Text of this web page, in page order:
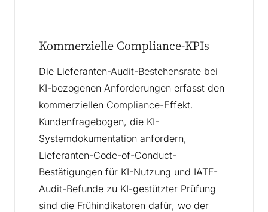
Kommerzielle Compliance-KPIs
Die Lieferanten-Audit-Bestehensrate bei
KI-bezogenen Anforderungen erfasst den
kommerziellen Compliance-Effekt.
Kundenfragebogen, die KI-
Systemdokumentation anfordern,
Lieferanten-Code-of-Conduct-
Bestätigungen für KI-Nutzung und IATF-
Audit-Befunde zu KI-gestützter Prüfung
sind die Frühindikatoren dafür, wo der